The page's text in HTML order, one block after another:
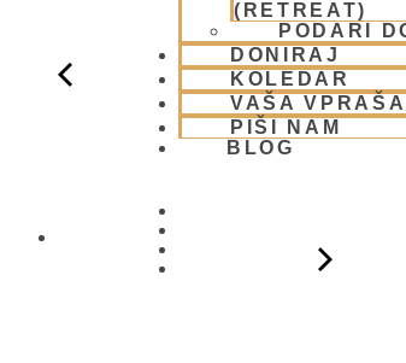
(RETREAT)
PODARI
DONIRAJ
KOLEDAR
VAŠA
PIŠI NAM
BLOG